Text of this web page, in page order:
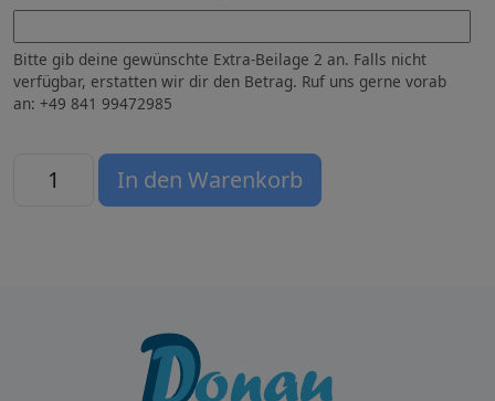
Bitte gib deine gewünschte Extra-Beilage 2 an. Falls nicht
verfügbar, erstatten wir dir den Betrag. Ruf uns gerne vorab
an: +49 841 99472985
09 Pizza Jahreszeiten Menge
In den Warenkorb